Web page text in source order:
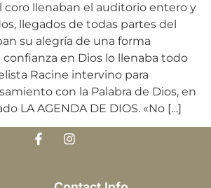
coro llenaban el auditorio entero y
llegados de todas partes del
su alegría de una forma
en Dios lo llenaba todo
Racine intervino para
con la Palabra de Dios, en
LA AGENDA DE DIOS. «No […]